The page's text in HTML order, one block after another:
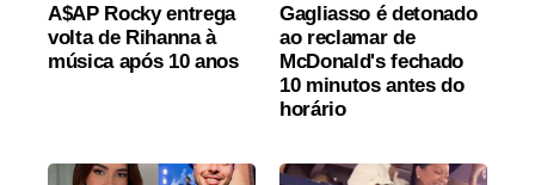
A$AP Rocky entrega
volta de Rihanna à
música após 10 anos
Gagliasso é detonado
ao reclamar de
McDonald's fechado
10 minutos antes do
horário